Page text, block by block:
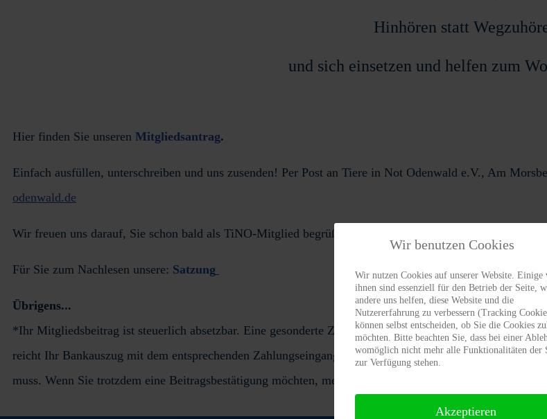
Hinhören statt
und sich einsetzen und helfen zum
Hier finden Sie unseren Mitgliedsantrag.
Einfach ausfüllen, unterschreiben und uns zusenden! Per Post an Tiere in Not Odenwald e.V., Am
odenwald.de
Wir freuen uns darauf, Sie schon bald als TiNO-Mitglied begrüßen zu dürfen.
Für Sie zum Nachlesen unsere: Satzung
Übrigens...
*Ihr Mitgliedsbeitrag ist steuerlich absetzbar. Eine gesonderte Zuwendungsbescheinigung zur Vorlage
reicht Ihr Bankauszug mit dem entsprechenden Zahlungseingang auf dem der Name des Zuwendenden,
muss. Wenn Sie trotzdem eine Beitragsbestätigung möchten, melden Sie sich bitte in unserem TiNO-Büro.
Wir benutzen Cookies
Wir nutzen Cookies auf unserer Website. Einige
ihnen sind essenziell für den Betrieb der Seite,
andere uns helfen, diese Website und die
Nutzererfahrung zu verbessern (Tracking
können selbst entscheiden, ob Sie die Cookies
möchten. Bitte beachten Sie, dass bei einer
womöglich nicht mehr alle Funktionalitäten der
zur Verfügung stehen.
Akzeptieren